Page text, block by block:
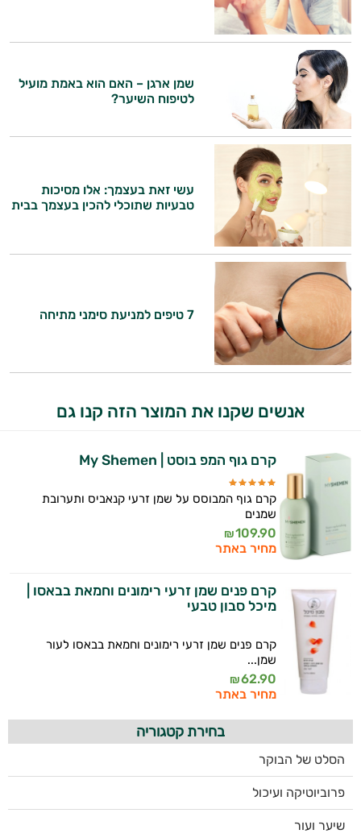
שמן ארגן – האם הוא באמת מועיל
לטיפוח השיער?
עשי זאת בעצמך: אלו מסיכות
טבעיות שתוכלי להכין בעצמך בבית
7 טיפים למניעת סימני מתיחה
אנשים שקנו את המוצר הזה קנו גם
קרם גוף המפ בוסט | My Shemen
קרם גוף המבוסס על שמן זרעי קנאביס ותערובת
שמנים
109.90
₪
מחיר באתר
קרם פנים שמן זרעי רימונים וחמאת בבאסו |
מיכל סבון טבעי
קרם פנים שמן זרעי רימונים וחמאת בבאסו לעור
שמן...
62.90
₪
מחיר באתר
בחירת קטגוריה
הסלט של הבוקר
פרוביוטיקה ועיכול
שיער ועור